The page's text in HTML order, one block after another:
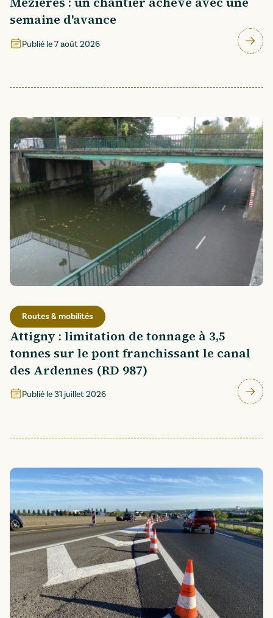
semaine d'avance
Publié le7 août 2026
Routes & mobilités
Attigny : limitation de tonnage à 3,5
tonnes sur le pont franchissant le canal
des Ardennes (RD 987)
Publié le31 juillet 2026